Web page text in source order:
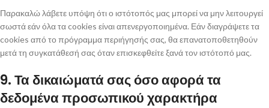
Παρακαλώ λάβετε υπόψη ότι ο ιστότοπός μας μπορεί να μην λειτουργεί
σωστά εάν όλα τα cookies είναι απενεργοποιημένα. Εάν διαγράψετε τα
cookies από το πρόγραμμα περιήγησής σας, θα επανατοποθετηθούν
μετά τη συγκατάθεσή σας όταν επισκεφθείτε ξανά τον ιστότοπό μας.
9. Τα δικαιώματά σας όσο αφορά τα
δεδομένα προσωπικού χαρακτήρα